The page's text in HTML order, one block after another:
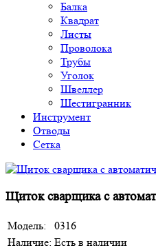
Балка
Квадрат
Листы
Проволока
Трубы
Уголок
Швеллер
Шестигранник
Инструмент
Отводы
Сетка
Щиток сварщика с
Модель:
0316
Наличие: Есть в наличии